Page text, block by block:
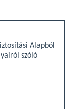
Alapból
szóló